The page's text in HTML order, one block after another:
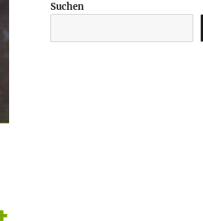
Suchen